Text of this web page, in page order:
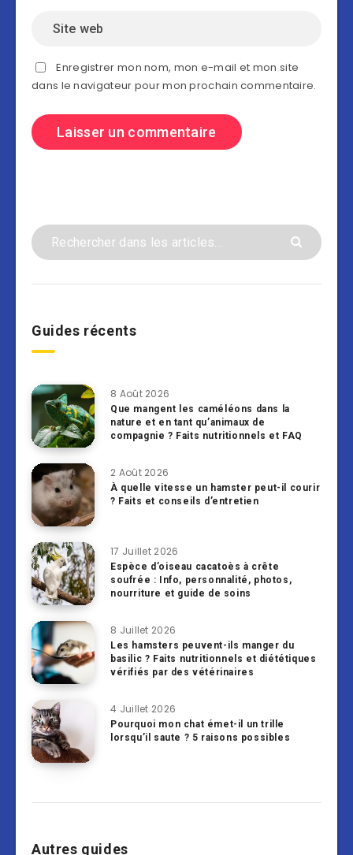
Enregistrer mon nom, mon e-mail et mon site
dans le navigateur pour mon prochain commentaire.
Guides récents
8 Août 2026
Que mangent les caméléons dans la
nature et en tant qu’animaux de
compagnie ? Faits nutritionnels et FAQ
2 Août 2026
À quelle vitesse un hamster peut-il courir
? Faits et conseils d’entretien
17 Juillet 2026
Espèce d’oiseau cacatoès à crête
soufrée : Info, personnalité, photos,
nourriture et guide de soins
8 Juillet 2026
Les hamsters peuvent-ils manger du
basilic ? Faits nutritionnels et diététiques
vérifiés par des vétérinaires
4 Juillet 2026
Pourquoi mon chat émet-il un trille
lorsqu’il saute ? 5 raisons possibles
Autres guides